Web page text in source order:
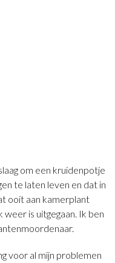
om een kruidenpotje
te laten leven en dat in
ooit aan kamerplant
weer is uitgegaan. Ik ben
voor al mijn problemen